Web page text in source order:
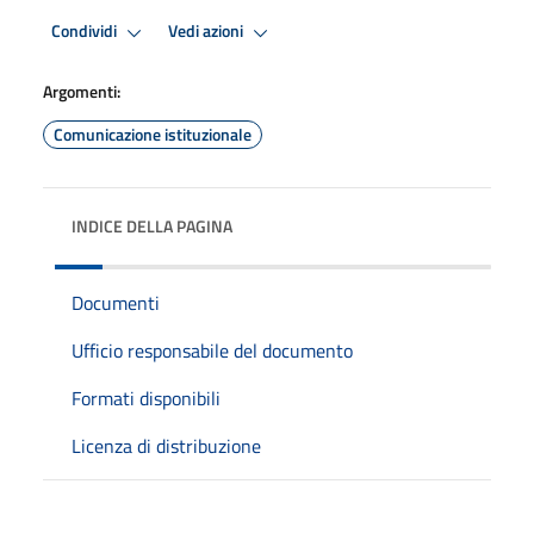
Condividi Vedi azioni
Argomenti:
Comunicazione istituzionale
INDICE DELLA PAGINA
Documenti
Ufficio responsabile del documento
Formati disponibili
Licenza di distribuzione